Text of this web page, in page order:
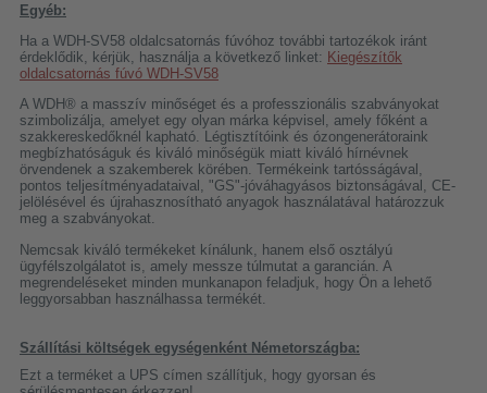
Egyéb:
Ha a WDH-SV58 oldalcsatornás fúvóhoz további tartozékok iránt
érdeklődik, kérjük, használja a következő linket: Kiegészítők
oldalcsatornás fúvó WDH-SV58
A WDH® a masszív minőséget és a professzionális szabványokat
szimbolizálja, amelyet egy olyan márka képvisel, amely főként a
szakkereskedőknél kapható. Légtisztítóink és ózongenerátoraink
megbízhatóságuk és kiváló minőségük miatt kiváló hírnévnek
örvendenek a szakemberek körében. Termékeink tartósságával,
pontos teljesítményadataival, "GS"-jóváhagyásos biztonságával, CE-
jelölésével és újrahasznosítható anyagok használatával határozzuk
meg a szabványokat.
Nemcsak kiváló termékeket kínálunk, hanem első osztályú
ügyfélszolgálatot is, amely messze túlmutat a garancián. A
megrendeléseket minden munkanapon feladjuk, hogy Ön a lehető
leggyorsabban használhassa termékét.
Szállítási költségek egységenként Németországba:
Ezt a terméket a UPS címen szállítjuk, hogy gyorsan és